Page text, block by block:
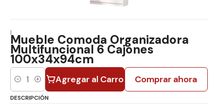
|Mueble Comoda Organizadora
Multifuncional 6 Cajones
100x34x94cm
Cantidad Agregar al Carro Comprar ahora
DESCRIPCIÓN